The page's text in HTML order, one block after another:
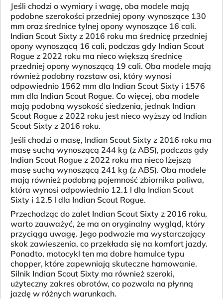
Jeśli chodzi o wymiary i wagę, oba modele mają
podobne szerokości przedniej opony wynoszące 130
mm oraz średnice tylnej opony wynoszące 16 cali.
Indian Scout Sixty z 2016 roku ma średnicę przedniej
opony wynoszącą 16 cali, podczas gdy Indian Scout
Rogue z 2022 roku ma nieco większą średnicę
przedniej opony wynoszącą 19 cali. Oba modele mają
również podobny rozstaw osi, który wynosi
odpowiednio 1562 mm dla Indian Scout Sixty i 1576
mm dla Indian Scout Rogue. Co więcej, oba modele
mają podobną wysokość siedzenia, jednak Indian
Scout Rogue z 2022 roku jest nieco wyższy od Indian
Scout Sixty z 2016 roku.
Jeśli chodzi o masę, Indian Scout Sixty z 2016 roku ma
masę suchą wynoszącą 244 kg (z ABS), podczas gdy
Indian Scout Rogue z 2022 roku ma nieco lżejszą
masę suchą wynoszącą 241 kg (z ABS). Oba modele
mają również podobną pojemność zbiornika paliwa,
która wynosi odpowiednio 12.1 l dla Indian Scout
Sixty i 12.5 l dla Indian Scout Rogue.
Przechodząc do zalet Indian Scout Sixty z 2016 roku,
warto zauważyć, że ma on oryginalny wygląd, który
przyciąga uwagę. Jego podwozie ma wystarczający
skok zawieszenia, co przekłada się na komfort jazdy.
Ponadto, motocykl ten ma dobre hamulce typu
chopper, które zapewniają skuteczne hamowanie.
Silnik Indian Scout Sixty ma również szeroki,
użyteczny zakres obrotów, co pozwala na płynną
jazdę w różnych warunkach.